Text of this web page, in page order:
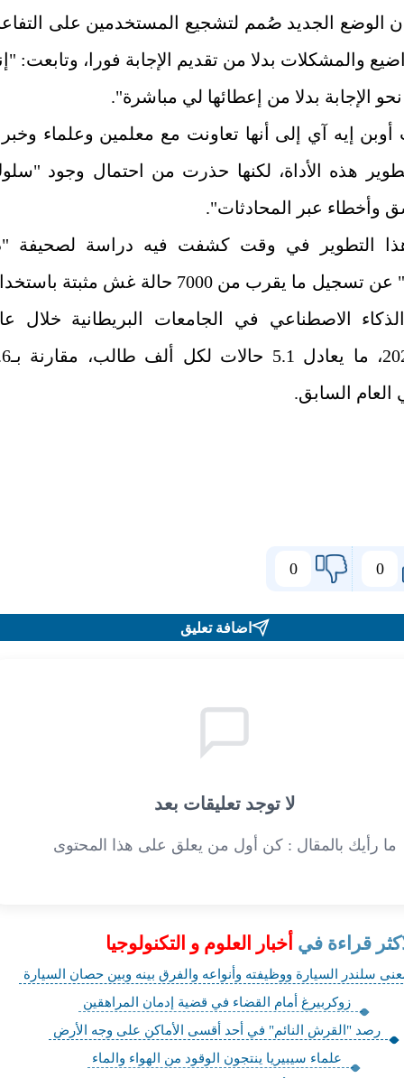
الوضع الجديد صُمم لتشجيع المستخدمين على
والمشكلات بدلا من تقديم الإجابة فورا، وتابعت:
الإجابة بدلا من إعطائها لي مباشرة".
إيه آي إلى أنها تعاونت مع معلمين وعلماء
هذه الأداة، لكنها حذرت من احتمال وجود
وأخطاء عبر المحادثات".
التطوير في وقت كشفت فيه دراسة لصحيفة
غارديان" عن تسجيل ما يقرب من 7000 حالة غش مثبتة
الاصطناعي في الجامعات البريطانية خلال
2023-2024، ما
السابق.
0
0
اضافة تعليق
لا توجد تعليقات بعد
ما رأيك بالمقال : كن أول من يعلق على هذا المحتوى
قراءة في أخبار العلوم و التكنولوجيا
سلندر السيارة ووظيفته وأنواعه والفرق بينه وبين حصان السيارة
زوكربيرغ أمام القضاء في قضية إدمان المراهقين
رصد "القرش النائم" في أحد أقسى الأماكن على وجه الأرض
علماء سيبيريا ينتجون الوقود من الهواء والماء